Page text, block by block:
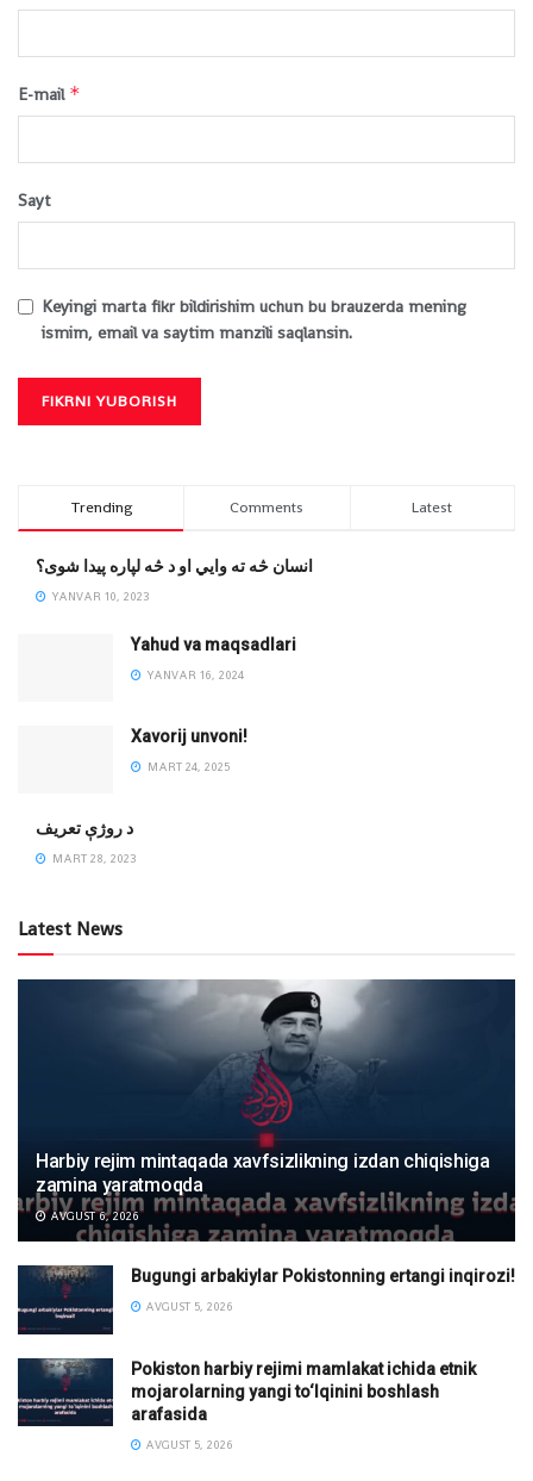
E-mail *
Sayt
Keyingi marta fikr bildirishim uchun bu brauzerda mening
ismim, email va saytim manzili saqlansin.
Trending Comments Latest
انسان څه ته وایي او د څه لپاره پیدا شوی؟
YANVAR 10, 2023
Yahud va maqsadlari
YANVAR 16, 2024
Xavorij unvoni!
MART 24, 2025
‌د روژې تعریف
MART 28, 2023
Latest News
Harbiy rejim mintaqada xavfsizlikning izdan chiqishiga
zamina yaratmoqda
AVGUST 6, 2026
Bugungi arbakiylar Pokistonning ertangi inqirozi!
AVGUST 5, 2026
Pokiston harbiy rejimi mamlakat ichida etnik
mojarolarning yangi to‘lqinini boshlash
arafasida
AVGUST 5, 2026